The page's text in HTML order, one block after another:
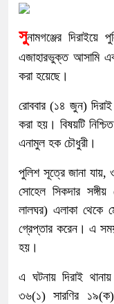
সুনামগঞ্জের দিরাইয়ে
এজাহারভুক্ত আসামি
করা হয়েছে।
রোববার (১৪ জুন)
করা হয়। বিষয়টি
এনামুল হক চৌধুরী।
পুলিশ সূত্রে জানা
সোহেল সিকদার
লালঘর) এলাকা থেকে
গ্রেপ্তার করেন। এ
হয়।
এ ঘটনায় দিরাই
৩৬(১) সারণির ১৯(ক)